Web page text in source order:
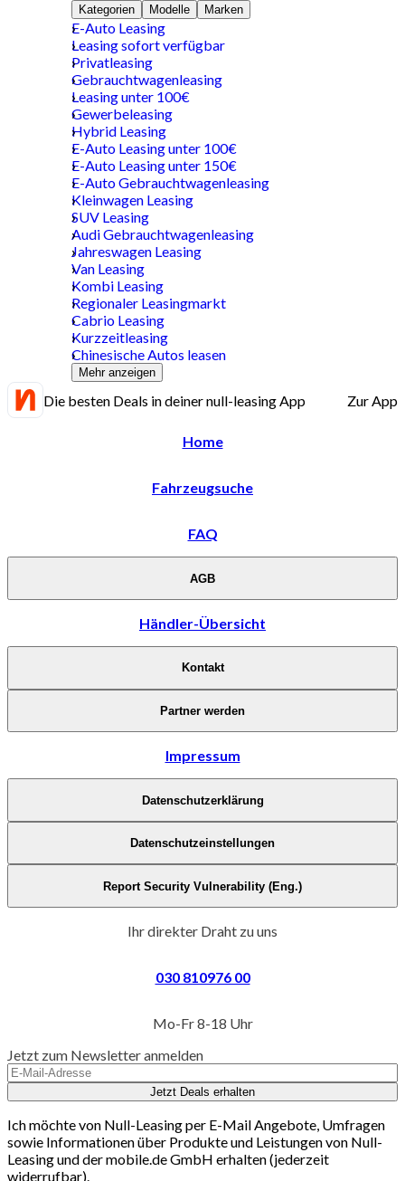
Kategorien Modelle Marken
E-Auto Leasing
Leasing sofort verfügbar
Privatleasing
Gebrauchtwagenleasing
Leasing unter 100€
Gewerbeleasing
Hybrid Leasing
E-Auto Leasing unter 100€
E-Auto Leasing unter 150€
E-Auto Gebrauchtwagenleasing
Kleinwagen Leasing
SUV Leasing
Audi Gebrauchtwagenleasing
Jahreswagen Leasing
Van Leasing
Kombi Leasing
Regionaler Leasingmarkt
Cabrio Leasing
Kurzzeitleasing
Chinesische Autos leasen
Mehr anzeigen
Die besten Deals in deiner null-leasing App Zur App
Home
Fahrzeugsuche
FAQ
AGB
Händler-Übersicht
Kontakt
Partner werden
Impressum
Datenschutzerklärung
Datenschutzeinstellungen
Report Security Vulnerability (Eng.)
Ihr direkter Draht zu uns
030 810976 00
Mo-Fr 8-18 Uhr
Jetzt zum Newsletter anmelden
Jetzt Deals erhalten
Ich möchte von Null-Leasing per E-Mail Angebote, Umfragen
sowie Informationen über Produkte und Leistungen von Null-
Leasing und der mobile.de GmbH erhalten (jederzeit
widerrufbar).